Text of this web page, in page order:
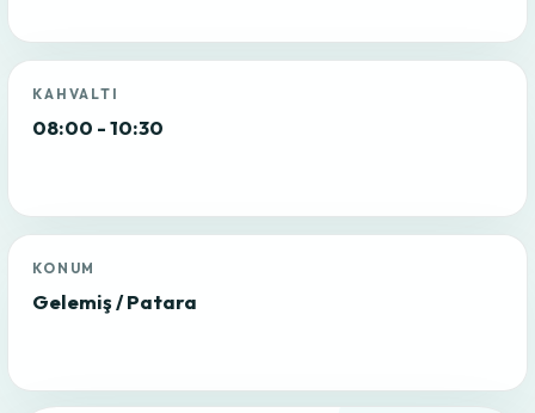
KAHVALTI
08:00 - 10:30
KONUM
Gelemiş / Patara